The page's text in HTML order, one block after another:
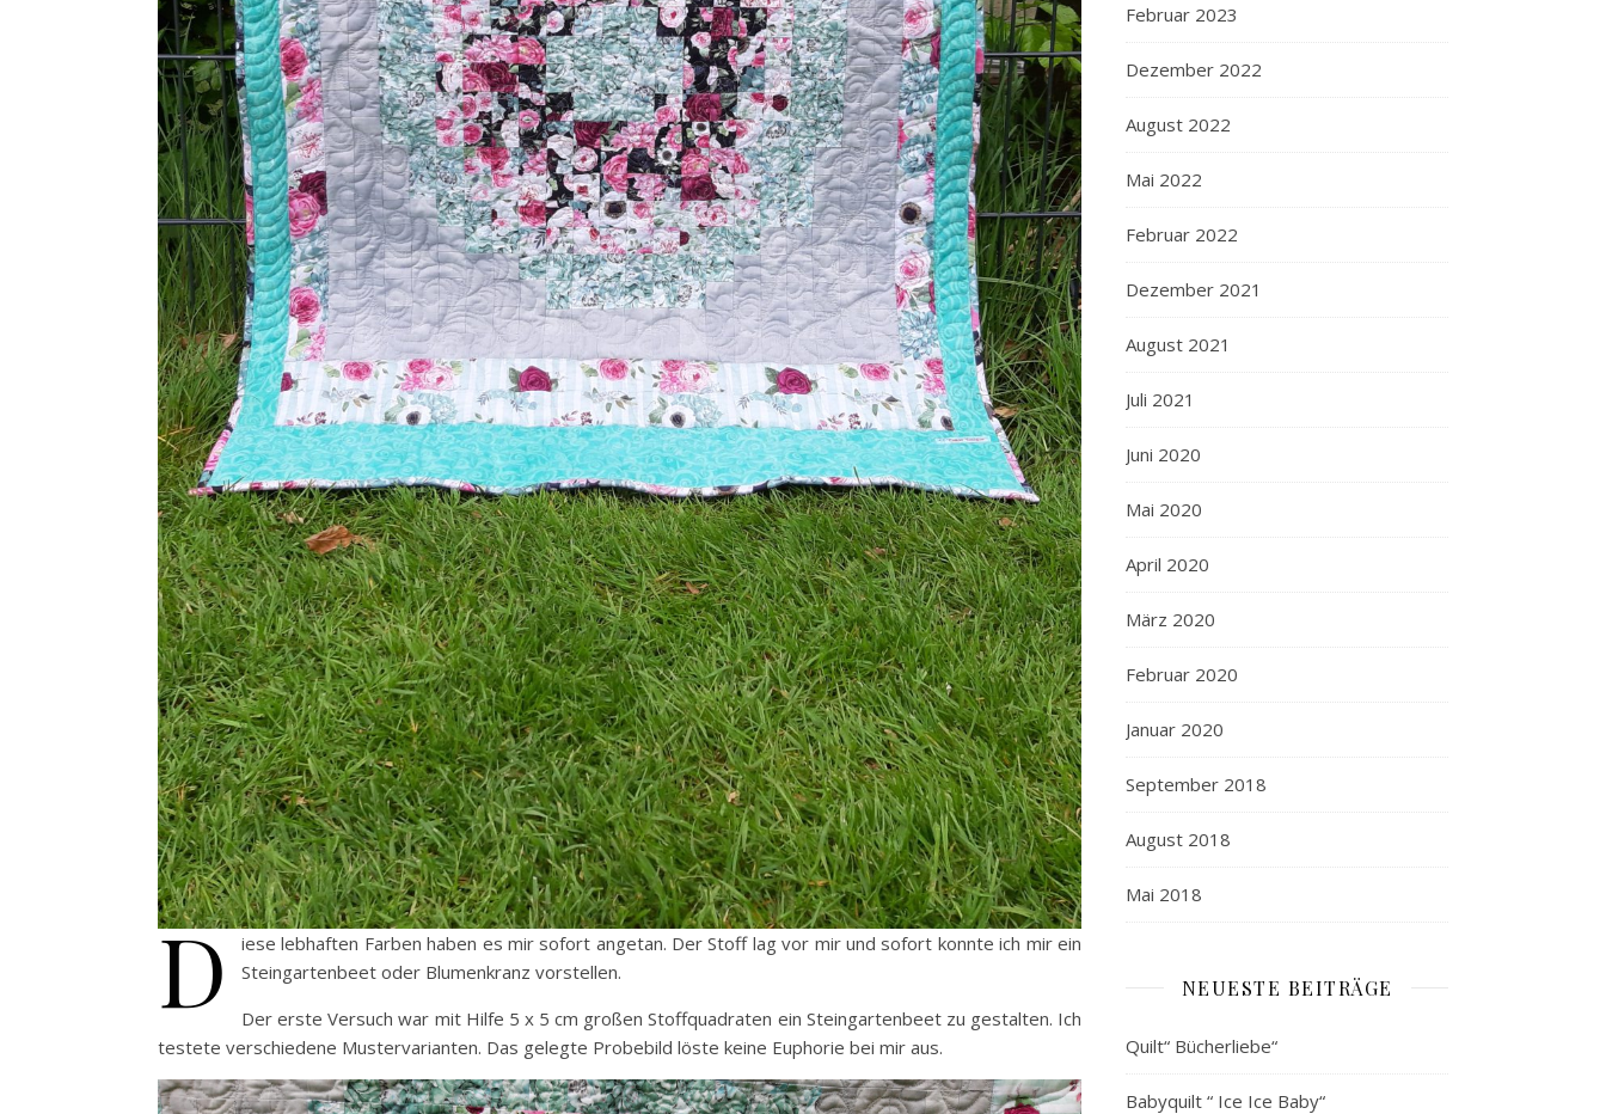
D iese lebhaften Farben haben es mir sofort angetan. Der Stoff lag vor mir und sofort konnte ich mir ein
Steingartenbeet oder Blumenkranz vorstellen.
Der erste Versuch war mit Hilfe 5 x 5 cm großen Stoffquadraten ein Steingartenbeet zu gestalten. Ich
testete verschiedene Mustervarianten. Das gelegte Probebild löste keine Euphorie bei mir aus.
Februar 2023
Dezember 2022
August 2022
Mai 2022
Februar 2022
Dezember 2021
August 2021
Juli 2021
Juni 2020
Mai 2020
April 2020
März 2020
Februar 2020
Januar 2020
September 2018
August 2018
Mai 2018
NEUESTE BEITRÄGE
Quilt“ Bücherliebe“
Babyquilt “ Ice Ice Baby“